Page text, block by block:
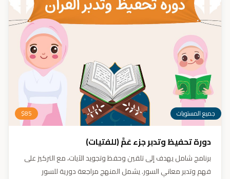
جميع المستويات $85
دورة تحفيظ وتدبر جزء عَمَّ (للفتيات)
برنامج شامل يهدف إلى تلقين وحفظ وتجويد الآيات، مع التركيز على
فهم وتدبر معاني السور. يشمل المنهج مراجعة دورية للسور